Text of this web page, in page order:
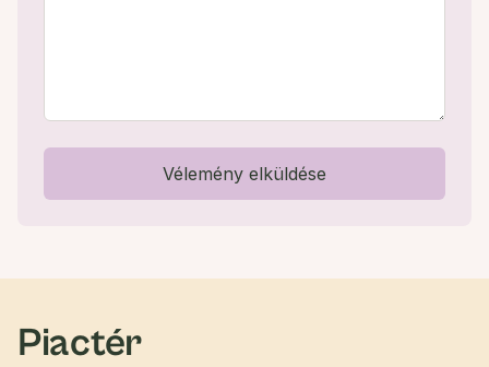
Vélemény elküldése
Piactér